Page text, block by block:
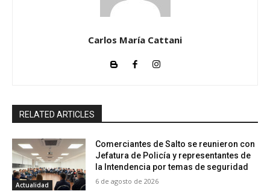
Carlos María Cattani
RELATED ARTICLES
Actualidad
Comerciantes de Salto se reunieron con
Jefatura de Policía y representantes de
la Intendencia por temas de seguridad
6 de agosto de 2026